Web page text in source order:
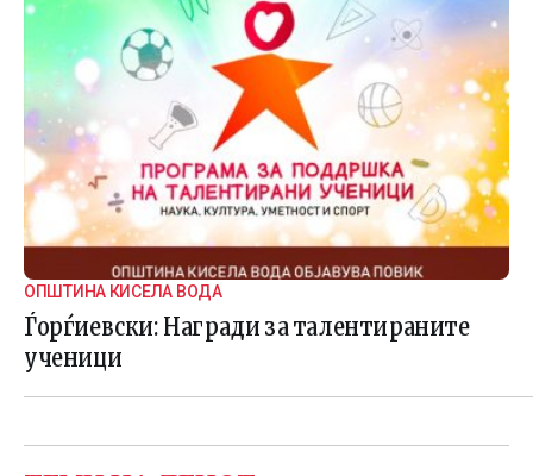
ОПШТИНА КИСЕЛА ВОДА
Ѓорѓиевски: Награди за талентираните
ученици